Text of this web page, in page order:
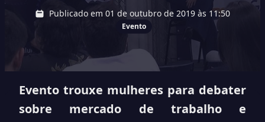
Publicado em 01 de outubro de 2019 às 11:50
Evento
Evento trouxe mulheres para debater
sobre mercado de trabalho e